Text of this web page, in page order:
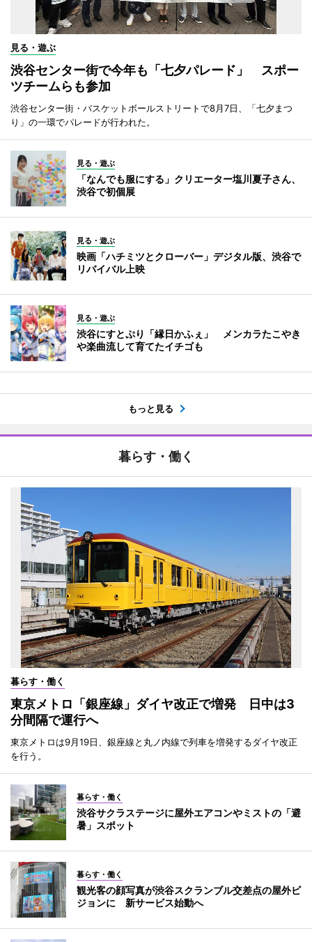
見る・遊ぶ
渋谷センター街で今年も「七夕パレード」 スポー
ツチームらも参加
渋谷センター街・バスケットボールストリートで8月7日、「七夕まつ
り」の一環でパレードが行われた。
見る・遊ぶ
「なんでも服にする」クリエーター塩川夏子さん、
渋谷で初個展
見る・遊ぶ
映画「ハチミツとクローバー」デジタル版、渋谷で
リバイバル上映
見る・遊ぶ
渋谷にすとぷり「縁日かふぇ」 メンカラたこやき
や楽曲流して育てたイチゴも
もっと見る
暮らす・働く
暮らす・働く
東京メトロ「銀座線」ダイヤ改正で増発 日中は3
分間隔で運行へ
東京メトロは9月19日、銀座線と丸ノ内線で列車を増発するダイヤ改正
を行う。
暮らす・働く
渋谷サクラステージに屋外エアコンやミストの「避
暑」スポット
暮らす・働く
観光客の顔写真が渋谷スクランブル交差点の屋外ビ
ジョンに 新サービス始動へ